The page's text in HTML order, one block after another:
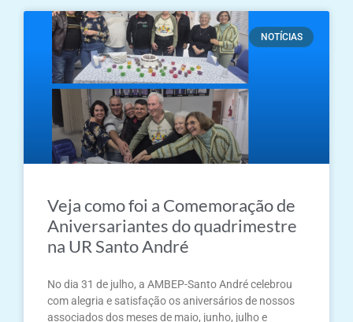
NOTÍCIAS
Veja como foi a Comemoração de
Aniversariantes do quadrimestre
na UR Santo André
No dia 31 de julho, a AMBEP-Santo André celebrou
com alegria e satisfação os aniversários de nossos
associados dos meses de maio, junho, julho e